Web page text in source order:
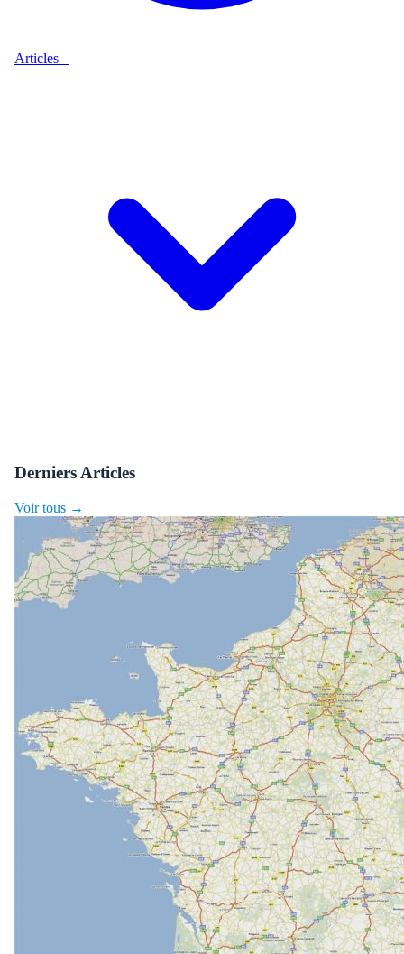
Articles
Derniers Articles
Voir tous →